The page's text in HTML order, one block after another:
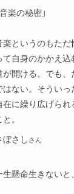
音楽の秘密」
楽というのもた
て自身のかかえ
が開ける。でも
はない。そういっ
在に繰り広げら
。
ぼさしさん
生懸命生きない